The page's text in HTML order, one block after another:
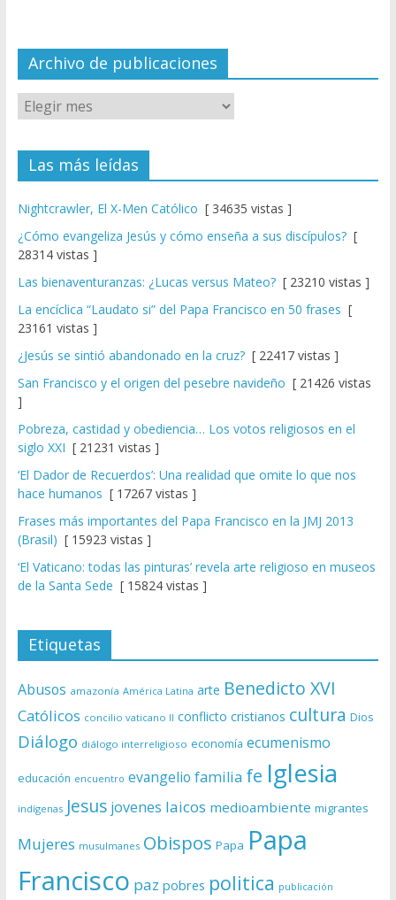
el
Archivo de publicaciones
Las más leídas
Nightcrawler, El X-Men Católico [ 34635 vistas ]
¿Cómo evangeliza Jesús y cómo enseña a sus discípulos?[
28314 vistas ]
Las bienaventuranzas: ¿Lucas versus Mateo?[ 23210 vistas ]
La encíclica “Laudato si” del Papa Francisco en 50 frases [
23161 vistas ]
¿Jesús se sintió abandonado en la cruz?[ 22417 vistas ]
San Francisco y el origen del pesebre navideño [ 21426 vistas
]
Pobreza, castidad y obediencia… Los votos religiosos en el
siglo XXI [ 21231 vistas ]
‘El Dador de Recuerdos’: Una realidad que omite lo que nos
hace humanos [ 17267 vistas ]
Frases más importantes del Papa Francisco en la JMJ 2013
(Brasil) [ 15923 vistas ]
‘El Vaticano: todas las pinturas’ revela arte religioso en museos
de la Santa Sede [ 15824 vistas ]
Etiquetas
Abusos amazonía América Latina arte Benedicto XVI
Católicos concilio vaticano II conflicto cristianos cultura Dios
Diálogo diálogo interreligioso economía ecumenismo
educación encuentro evangelio familia fe Iglesia
indígenas Jesus jovenes laicos medioambiente migrantes
Mujeres musulmanes Obispos Papa Papa
Francisco paz pobres politica publicación